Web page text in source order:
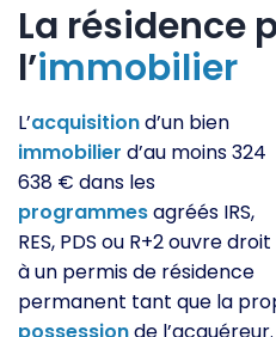
La résidence
l’immobilier
L’acquisitiond’un bien
immobilier d’au moins 324
638 € dans les
programmesagréés IRS,
RES, PDS ou R+2 ouvre droit
à un permis de résidence
permanent tant que la